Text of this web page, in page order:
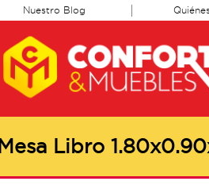
Nuestro Blog
Mesa Libro